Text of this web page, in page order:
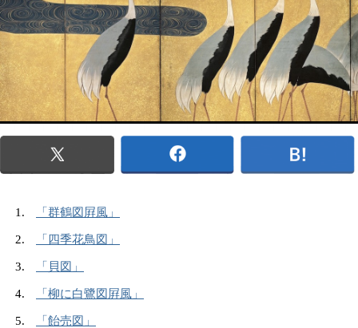
「群鶴図屛風」
「四季花鳥図」
「貝図」
「柳に白鷺図屛風」
「飴売図」